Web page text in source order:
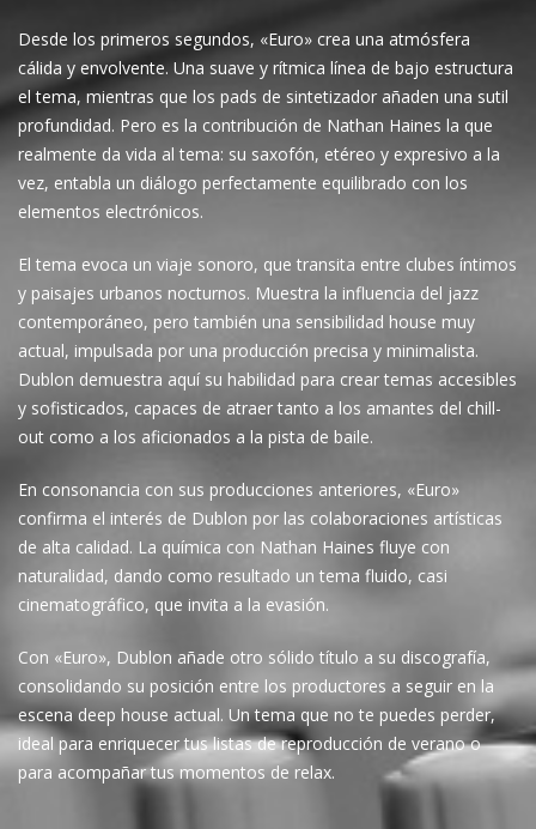
Desde los primeros segundos, «Euro» crea una atmósfera
cálida y envolvente. Una suave y rítmica línea de bajo estructura
el tema, mientras que los pads de sintetizador añaden una sutil
profundidad. Pero es la contribución de Nathan Haines la que
realmente da vida al tema: su saxofón, etéreo y expresivo a la
vez, entabla un diálogo perfectamente equilibrado con los
elementos electrónicos.
El tema evoca un viaje sonoro, que transita entre clubes íntimos
y paisajes urbanos nocturnos. Muestra la influencia del jazz
contemporáneo, pero también una sensibilidad house muy
actual, impulsada por una producción precisa y minimalista.
Dublon demuestra aquí su habilidad para crear temas accesibles
y sofisticados, capaces de atraer tanto a los amantes del chill-
out como a los aficionados a la pista de baile.
En consonancia con sus producciones anteriores, «Euro»
confirma el interés de Dublon por las colaboraciones artísticas
de alta calidad. La química con Nathan Haines fluye con
naturalidad, dando como resultado un tema fluido, casi
cinematográfico, que invita a la evasión.
Con «Euro», Dublon añade otro sólido título a su discografía,
consolidando su posición entre los productores a seguir en la
escena deep house actual. Un tema que no te puedes perder,
ideal para enriquecer tus listas de reproducción de verano o
para acompañar tus momentos de relax.